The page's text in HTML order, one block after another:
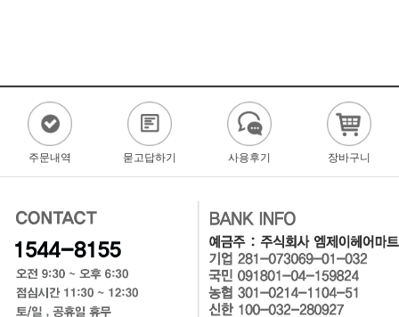
주문내역 묻고답하기 사용후기 장바구니